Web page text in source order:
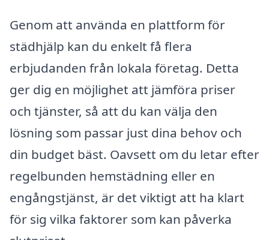
Genom att använda en plattform för
städhjälp kan du enkelt få flera
erbjudanden från lokala företag. Detta
ger dig en möjlighet att jämföra priser
och tjänster, så att du kan välja den
lösning som passar just dina behov och
din budget bäst. Oavsett om du letar efter
regelbunden hemstädning eller en
engångstjänst, är det viktigt att ha klart
för sig vilka faktorer som kan påverka